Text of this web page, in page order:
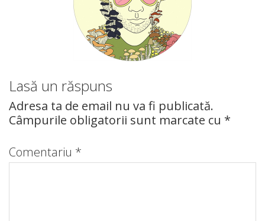
Lasă un răspuns
Adresa ta de email nu va fi publicată.
Câmpurile obligatorii sunt marcate cu *
Comentariu *